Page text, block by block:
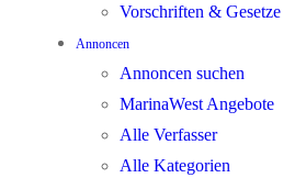
Vorschriften & Gesetze
Annoncen
Annoncen suchen
MarinaWest Angebote
Alle Verfasser
Alle Kategorien